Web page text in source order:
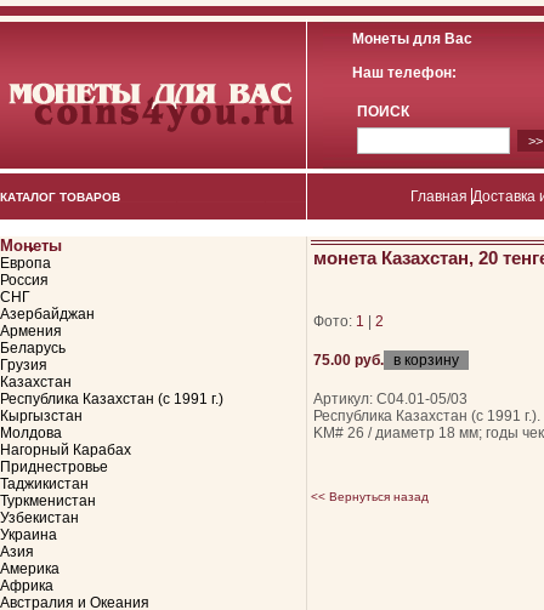
Монеты для Вас
Наш телефон:
ПОИСК
КАТАЛОГ ТОВАРОВ Главная Доставка
Монеты
Европа
Россия
СНГ
Азербайджан
Армения
Беларусь
Грузия
Казахстан
Республика Казахстан (с 1991 г.)
Кыргызстан
Молдова
Нагорный Карабах
Приднестровье
Таджикистан
Туркменистан
Узбекистан
Украина
Азия
Америка
Африка
Австралия и Океания
монета Казахстан, 20
Фото: 1 2
75.00 руб.
Артикул: С04.01-05/03
Республика Казахстан (с 1991
KM# 26 / диаметр 18 мм; годы
<< Вернуться назад